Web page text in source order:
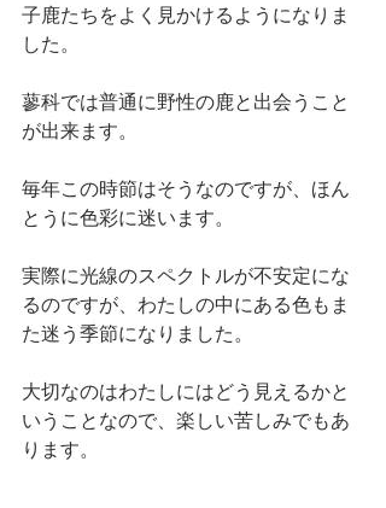
子鹿たちをよく見かけるようになりま
した。
蓼科では普通に野性の鹿と出会うこと
が出来ます。
毎年この時節はそうなのですが、ほん
とうに色彩に迷います。
実際に光線のスペクトルが不安定にな
るのですが、わたしの中にある色もま
た迷う季節になりました。
大切なのはわたしにはどう見えるかと
いうことなので、楽しい苦しみでもあ
ります。